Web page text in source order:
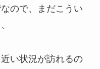
ので、まだこうい
い状況が訪れるの